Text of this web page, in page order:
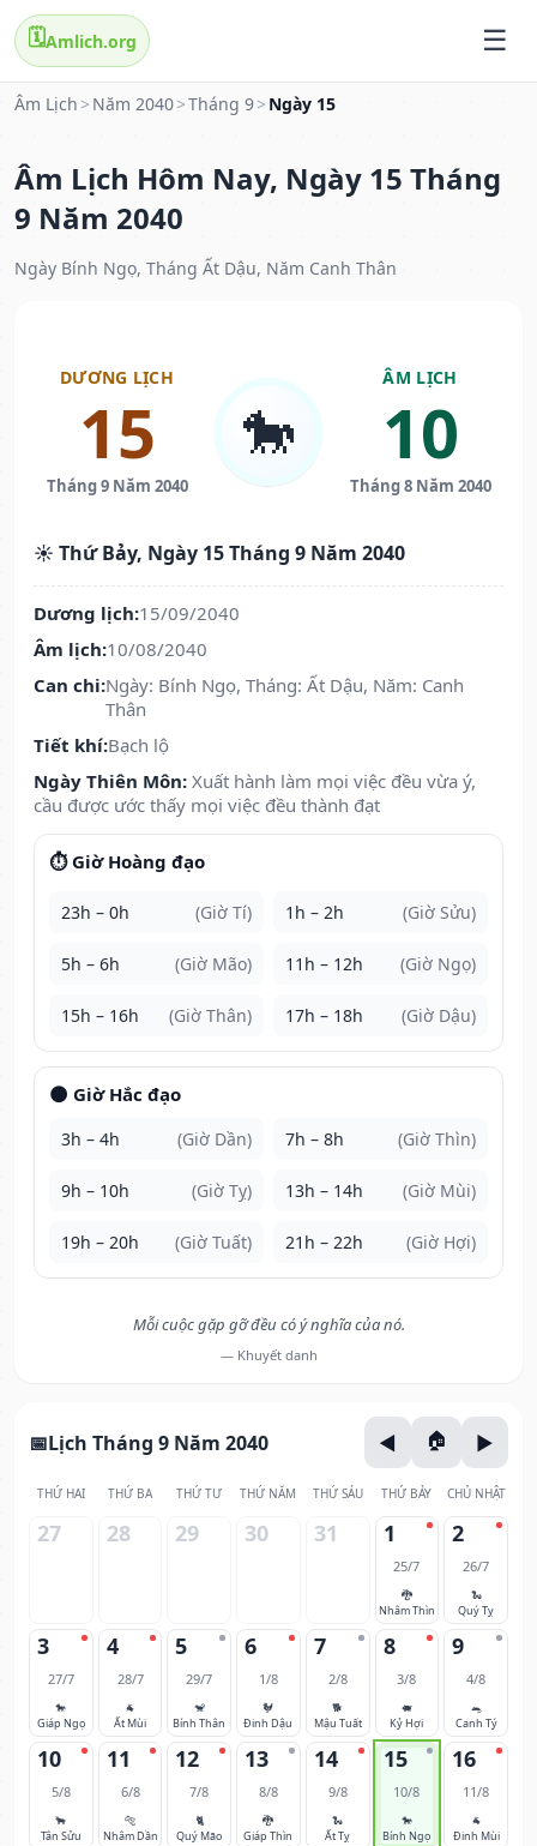
🗓️Amlich.org
Âm Lịch > Năm 2040>Tháng 9> Ngày 15
Âm Lịch Hôm Nay, Ngày 15 Tháng
9 Năm 2040
Ngày Bính Ngọ, Tháng Ất Dậu, Năm Canh Thân
DƯƠNG LỊCH
15
Tháng 9 Năm 2040
🐎
ÂM LỊCH
10
Tháng 8 Năm 2040
☀️ Thứ Bảy, Ngày 15 Tháng 9 Năm 2040
Dương lịch:15/09/2040
Âm lịch:10/08/2040
Can chi:Ngày: Bính Ngọ, Tháng: Ất Dậu, Năm: Canh
Thân
Tiết khí:Bạch lộ
Ngày Thiên Môn: Xuất hành làm mọi việc đều vừa ý,
cầu được ước thấy mọi việc đều thành đạt
⏱️ Giờ Hoàng đạo
23h – 0h (Giờ Tí) 1h – 2h (Giờ Sửu)
5h – 6h (Giờ Mão) 11h – 12h (Giờ Ngọ)
15h – 16h (Giờ Thân) 17h – 18h (Giờ Dậu)
🌑 Giờ Hắc đạo
3h – 4h (Giờ Dần) 7h – 8h (Giờ Thìn)
9h – 10h (Giờ Tỵ) 13h – 14h (Giờ Mùi)
19h – 20h (Giờ Tuất) 21h – 22h (Giờ Hợi)
Mỗi cuộc gặp gỡ đều có ý nghĩa của nó.
— Khuyết danh
Lịch Tháng 9 Năm 2040
THỨ HAI THỨ BA THỨ TƯ THỨ NĂM THỨ SÁU THỨ BẢY CHỦ NHẬT
27 28 29 30 31 1
25/7
🐉
Nhâm Thìn
2
26/7
🐍
Quý Tỵ
3
27/7
🐎
Giáp Ngọ
4
28/7
🐐
Ất Mùi
5
29/7
🐒
Bính Thân
6
1/8
🐓
Đinh Dậu
7
2/8
🐕
Mậu Tuất
8
3/8
🐖
Kỷ Hợi
9
4/8
🐀
Canh Tý
10
5/8
🐂
Tân Sửu
11
6/8
🐅
Nhâm Dần
12
7/8
🐈
Quý Mão
13
8/8
🐉
Giáp Thìn
14
9/8
🐍
Ất Tỵ
15
10/8
🐎
Bính Ngọ
16
11/8
🐐
Đinh Mùi